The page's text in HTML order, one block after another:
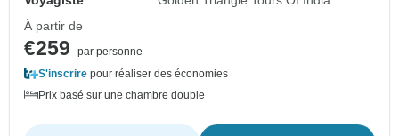
À partir de
€259
par personne
S'inscrire pour réaliser des économies
Prix basé sur une chambre double